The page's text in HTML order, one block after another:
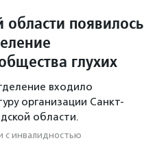
появилось
глухих
входило
организации Санкт-
области.
с инвалидностью